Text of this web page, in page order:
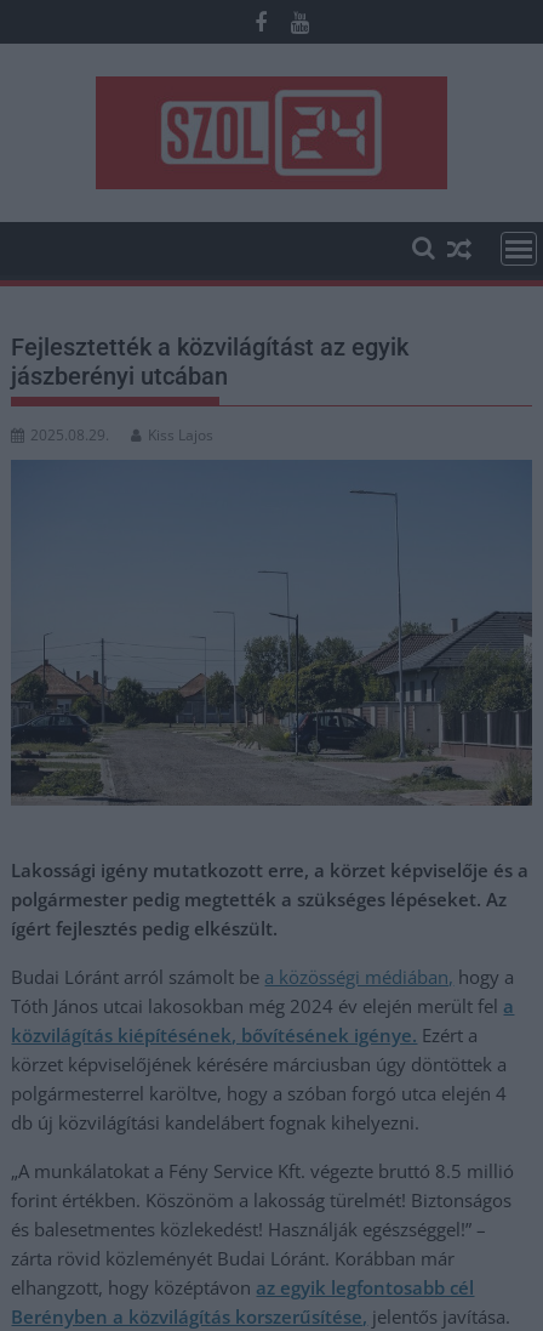
to
Fejlesztették a közvilágítást az egyik
jászberényi utcában
2025.08.29. Kiss Lajos
Lakossági igény mutatkozott erre, a körzet képviselője és a
polgármester pedig megtették a szükséges lépéseket. Az
ígért fejlesztés pedig elkészült.
Budai Lóránt arról számolt be a közösségi médiában, hogy a
Tóth János utcai lakosokban még 2024 év elején merült fel a
közvilágítás kiépítésének, bővítésének igénye. Ezért a
körzet képviselőjének kérésére márciusban úgy döntöttek a
polgármesterrel karöltve, hogy a szóban forgó utca elején 4
db új közvilágítási kandelábert fognak kihelyezni.
„A munkálatokat a Fény Service Kft. végezte bruttó 8.5 millió
forint értékben. Köszönöm a lakosság türelmét! Biztonságos
és balesetmentes közlekedést! Használják egészséggel!” –
zárta rövid közleményét Budai Lóránt. Korábban már
elhangzott, hogy középtávon az egyik legfontosabb cél
Berényben a közvilágítás korszerűsítése, jelentős javítása.